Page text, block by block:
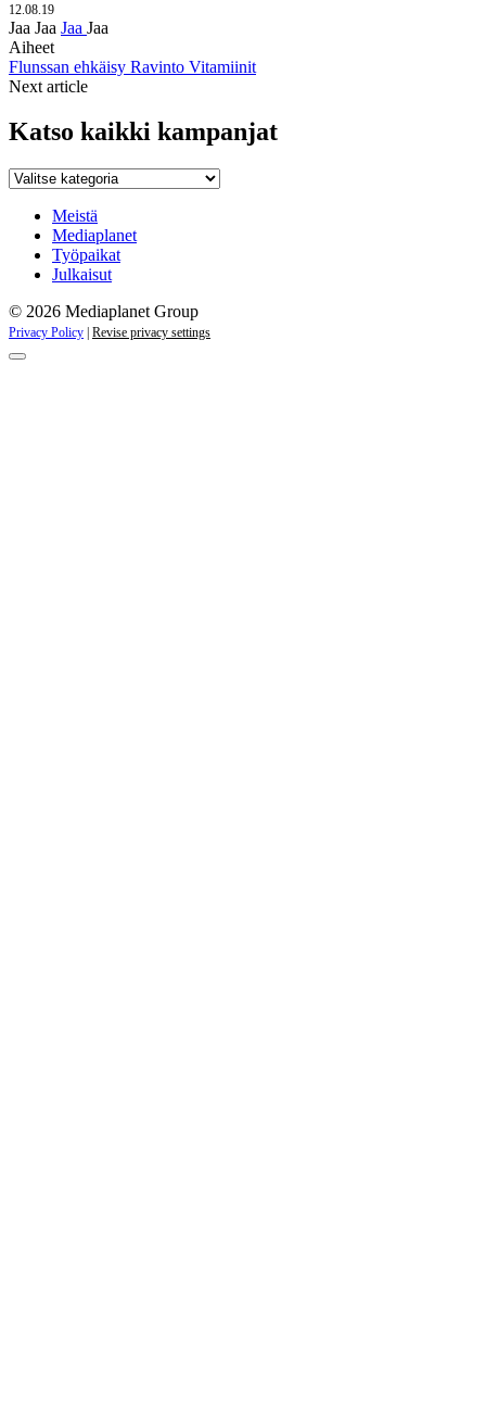
12.08.19
Jaa Jaa Jaa Jaa
Aiheet
Flunssan ehkäisy Ravinto Vitamiinit
Next article
Katso kaikki kampanjat
Katso
kampanjat
Meistä
Mediaplanet
Työpaikat
Julkaisut
© 2026 Mediaplanet Group
Privacy Policy Revise privacy settings